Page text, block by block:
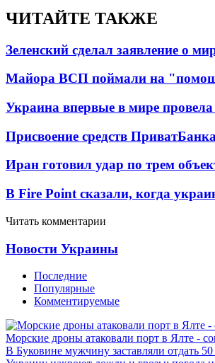
ЧИТАЙТЕ ТАКЖЕ
Зеленский сделал заявление о
Майора ВСП поймали на
Украина впервые в мире
Присвоение средств
Иран готовил удар по трем
В Fire Point сказали, когда
Читать комментарии
Новости Украины
Последние
Популярные
Комментируемые
Морские дроны атаковали порт в Ялте -
В Буковине мужчину заставляли отдать